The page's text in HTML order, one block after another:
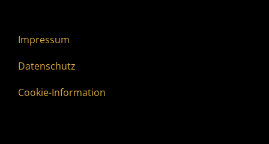
Impressum
Datenschutz
Cookie-Information